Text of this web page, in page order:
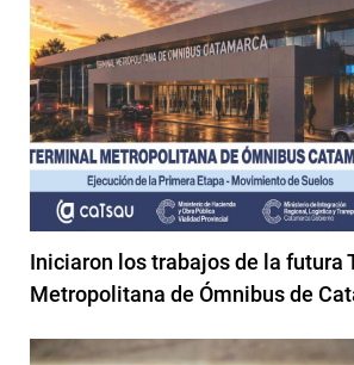
Iniciaron los trabajos de la futura
Metropolitana de Ómnibus de